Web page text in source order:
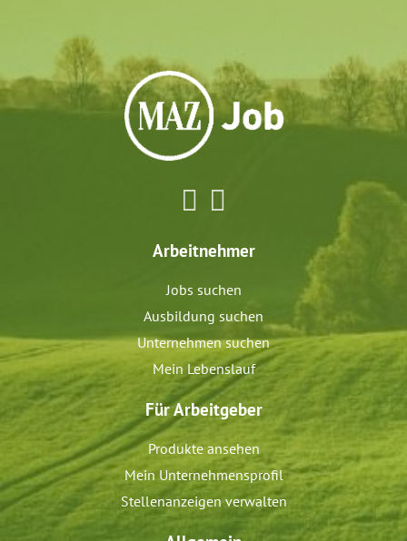
Arbeitnehmer
Jobs suchen
Ausbildung suchen
Unternehmen suchen
Mein Lebenslauf
Für Arbeitgeber
Produkte ansehen
Mein Unternehmensprofil
Stellenanzeigen verwalten